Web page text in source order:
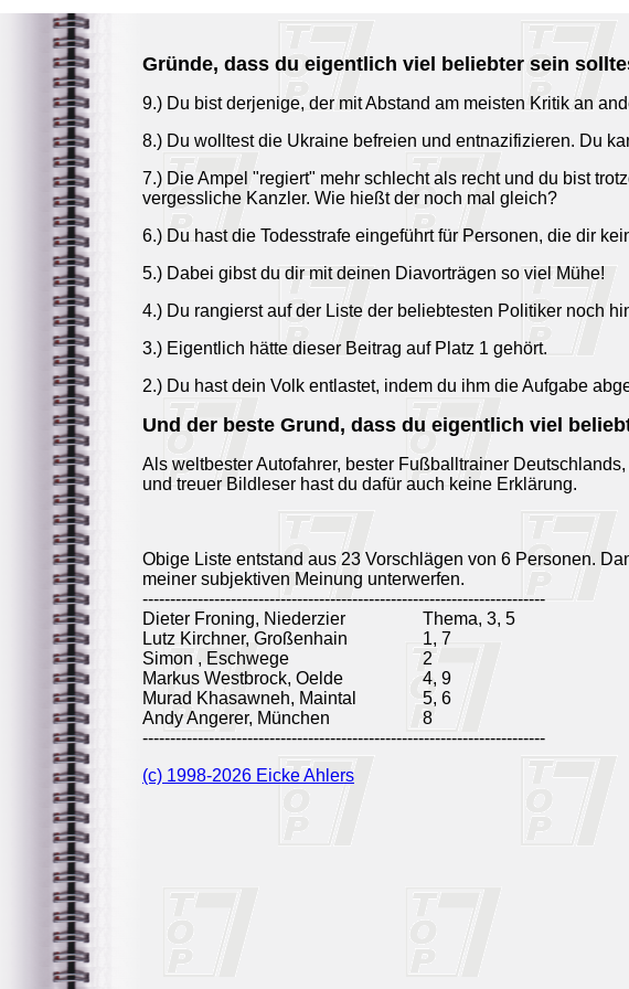
Gründe, dass du eigentlich viel beliebter sein
9.) Du bist derjenige, der mit Abstand am meisten Kritik an
8.) Du wolltest die Ukraine befreien und entnazifizieren. Du
7.) Die Ampel "regiert" mehr schlecht als recht und du bist
vergessliche Kanzler. Wie hießt der noch mal gleich?
6.) Du hast die Todesstrafe eingeführt für Personen, die dir
5.) Dabei gibst du dir mit deinen Diavorträgen so viel Mühe!
4.) Du rangierst auf der Liste der beliebtesten Politiker noch
3.) Eigentlich hätte dieser Beitrag auf Platz 1 gehört.
2.) Du hast dein Volk entlastet, indem du ihm die Aufgabe
Und der beste Grund, dass du eigentlich viel
Als weltbester Autofahrer, bester Fußballtrainer
und treuer Bildleser hast du dafür auch keine Erklärung.
Obige Liste entstand aus 23 Vorschlägen von 6 Personen.
meiner subjektiven Meinung unterwerfen.
-------------------------------------------------------------------------
Dieter Froning, Niederzier
Thema, 3, 5
Lutz Kirchner, Großenhain
1, 7
Simon , Eschwege
2
Markus Westbrock, Oelde
4, 9
Murad Khasawneh, Maintal
5, 6
Andy Angerer, München
8
-------------------------------------------------------------------------
(c) 1998-2026 Eicke Ahlers